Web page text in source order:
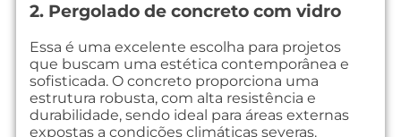
2. Pergolado de concreto com vidro
Essa é uma excelente escolha para projetos
que buscam uma estética contemporânea e
sofisticada. O concreto proporciona uma
estrutura robusta, com alta resistência e
durabilidade, sendo ideal para áreas externas
expostas a condições climáticas severas.